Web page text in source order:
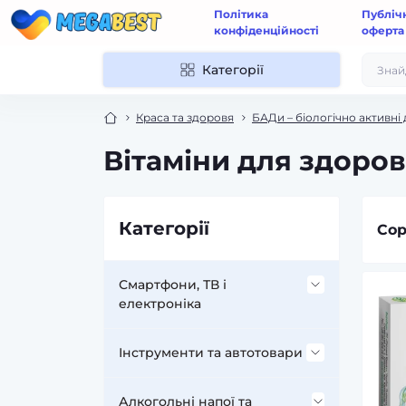
Політика
конфіденційності
оферта
Категорії
Краса та здоровя БАДи – біологічно активні
Вітаміни для
Категорії
Смартфони, ТВ і
електроніка
Аксесуари до мобільних
Інструменти та автотовари
Інструменти та обладнання
Алкогольні напої та